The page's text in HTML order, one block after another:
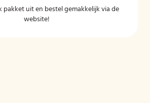
pakket uit en bestel gemakkelijk via de
website!